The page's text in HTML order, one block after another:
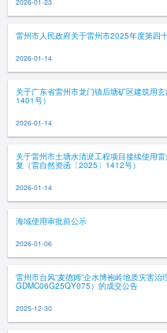
雷州市人民政府关于雷州市2025年度第四
2026-01-14
关于广东省雷州市龙门镇后塘矿区建筑用
1401号）
2026-01-14
关于雷州市土塘水清淤工程项目接续使用
复（雷自然资函〔2025〕1412号）
2026-01-14
海域使用审批前公示
2026-01-06
雷州市台风“麦德姆”企水博袍岭地质灾害
GDMC06G25QY075）的成交公告
2025-12-30